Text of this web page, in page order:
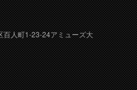
人町1-23-24アミューズ大